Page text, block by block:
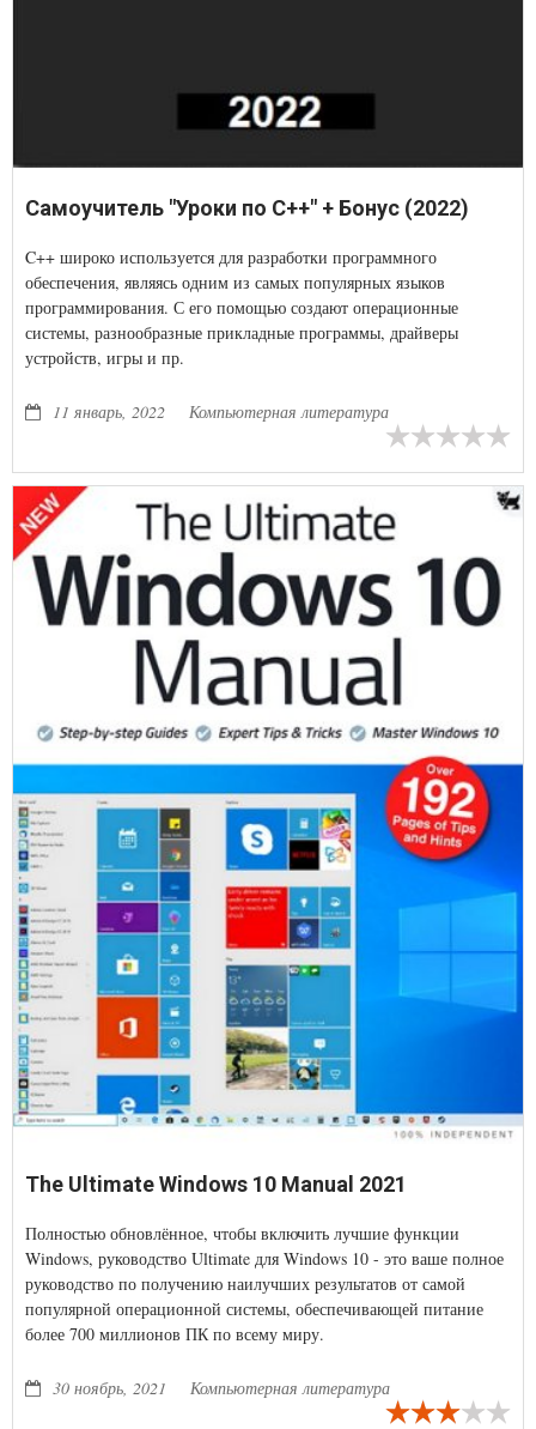
Самоучитель "Уроки по С++" + Бонус (2022)
C++ широко используется для разработки программного
обеспечения, являясь одним из самых популярных языков
программирования. С его помощью создают операционные
системы, разнообразные прикладные программы, драйверы
устройств, игры и пр.
11 январь, 2022 Компьютерная литература
The Ultimate Windows 10 Manual 2021
Полностью обновлённое, чтобы включить лучшие функции
Windows, руководство Ultimate для Windows 10 - это ваше полное
руководство по получению наилучших результатов от самой
популярной операционной системы, обеспечивающей питание
более 700 миллионов ПК по всему миру.
30 ноябрь, 2021 Компьютерная литература